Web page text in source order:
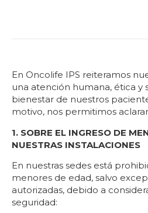
En Oncolife IPS reiteramos
una atención humana, ética y
bienestar de nuestros
motivo, nos permitimos
1. SOBRE EL INGRESO DE
NUESTRAS INSTALACIONES
En nuestras sedes está
menores de edad, salvo
autorizadas, debido a
seguridad: